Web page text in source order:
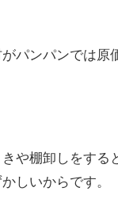
パンパンでは原
や棚卸しをする
しいからです。